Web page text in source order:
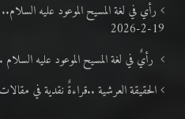
19-2-2026
رأيٌ في لغة المسيح الموعود عليه السلام ..1 في محنة اللغة ومعاني
الحقيقة العرشية ..قراءةٌ نقدية في